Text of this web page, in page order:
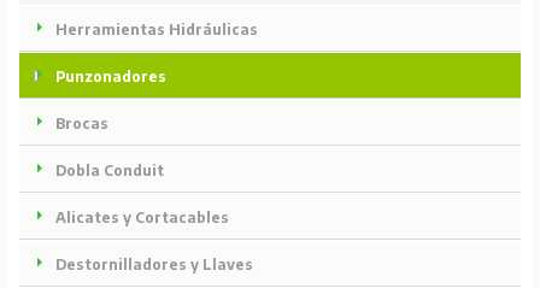
Herramientas Hidráulicas
Punzonadores
Brocas
Dobla Conduit
Alicates y Cortacables
Destornilladores y Llaves